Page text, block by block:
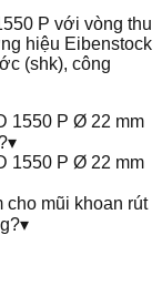
P với vòng thu
hiệu Eibenstock
(shk), công
1550 P Ø 22 mm
▾
1550 P Ø 22 mm
cho mũi khoan rút
▾